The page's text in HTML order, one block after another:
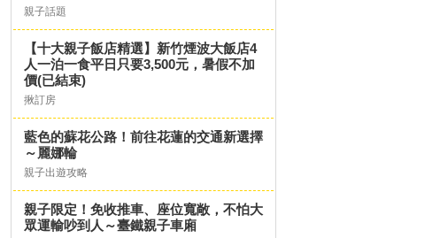
親子話題
【十大親子飯店精選】新竹煙波大飯店4
人一泊一食平日只要3,500元，暑假不加
價(已結束)
揪訂房
藍色的蘇花公路！前往花蓮的交通新選擇
～麗娜輪
親子出遊攻略
親子限定！免收推車、座位寬敞，不怕大
眾運輸吵到人～臺鐵親子車廂